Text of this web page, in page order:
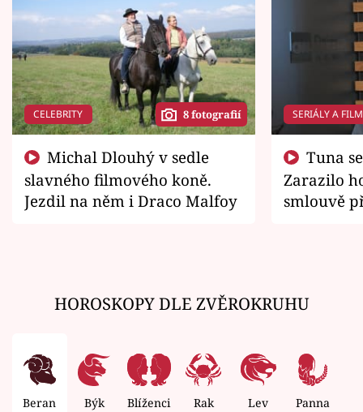
CELEBRITY 8 fotografií
slavného filmového koně.
Jezdil na něm i Draco Malfoy
SERIÁLY A
Zarazilo
smlouvě
HOROSKOPY DLE ZVĚROKRUHU
Beran Býk Blíženci Rak Lev Panna